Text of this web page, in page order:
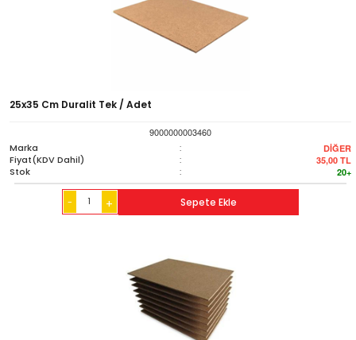
25x35 Cm Duralit Tek / Adet
9000000003460
Marka
: DİĞER
Fiyat(KDV Dahil) : 35,00 TL
Stok : 20+
- + Sepete Ekle